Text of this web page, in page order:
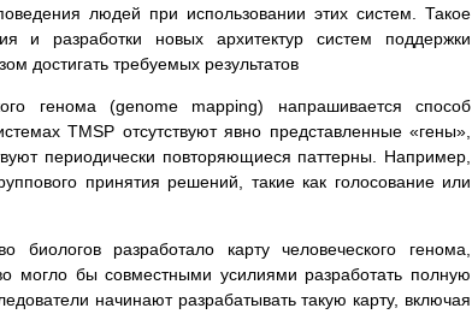
людей при использовании этих систем. Такое
и разработки новых архитектур систем поддержки
достигать требуемых результатов
генома (genome mapping) напрашивается способ
TMSP отсутствуют явно представленные «гены»,
периодически повторяющиеся паттерны. Например,
принятия решений, такие как голосование или
биологов разработало карту человеческого генома,
могло бы совместными усилиями разработать полную
начинают разрабатывать такую карту, включая